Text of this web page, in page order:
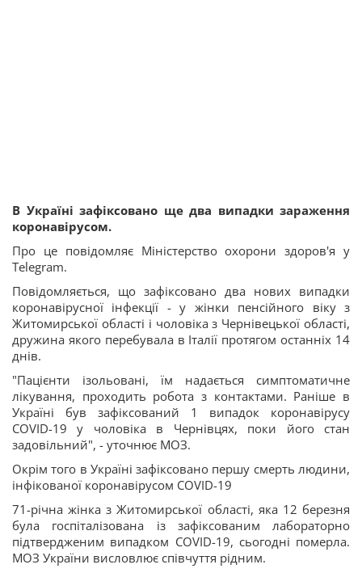
В Україні зафіксовано ще два випадки зараження
коронавірусом.
Про це повідомляє Міністерство охорони здоров'я у
Telegram.
Повідомляється, що зафіксовано два нових випадки
коронавірусної інфекції - у жінки пенсійного віку з
Житомирської області і чоловіка з Чернівецької області,
дружина якого перебувала в Італії протягом останніх 14
днів.
"Пацієнти ізольовані, їм надається симптоматичне
лікування, проходить робота з контактами. Раніше в
Україні був зафіксований 1 випадок коронавірусу
COVID-19 у чоловіка в Чернівцях, поки його стан
задовільний", - уточнює МОЗ.
Окрім того в Україні зафіксовано першу смерть людини,
інфікованої коронавірусом COVID-19
71-річна жінка з Житомирської області, яка 12 березня
була госпіталізована із зафіксованим лабораторно
підтвердженим випадком COVID-19, сьогодні померла.
МОЗ України висловлює співчуття рідним.